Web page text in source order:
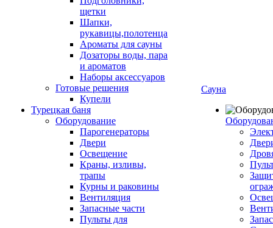
щетки
Шапки,
рукавицы,полотенца
Ароматы для сауны
Дозаторы воды, пара
и ароматов
Наборы аксессуаров
Готовые решения
Купели
Турецкая баня
Оборудование
Парогенераторы
Двери
Освещение
Краны, изливы,
трапы
Курны и раковины
Вентиляция
Запасные части
Пульты для
Сауна